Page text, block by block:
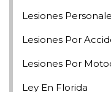
Lesiones
Lesiones Por
Lesiones Por
Ley En Florida